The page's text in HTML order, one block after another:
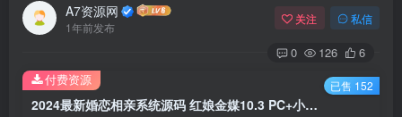
A7资源网
1年前发布
关注 私信
0 126 6
2024最新婚恋相亲系统源码 红娘金媒10.3 PC+小程序+公众号 接入三端
付费资源 已售 152